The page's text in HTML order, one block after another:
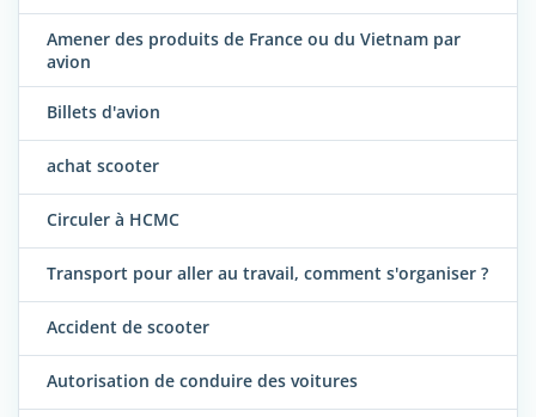
Amener des produits de France ou du Vietnam par
avion
Billets d'avion
achat scooter
Circuler à HCMC
Transport pour aller au travail, comment s'organiser ?
Accident de scooter
Autorisation de conduire des voitures